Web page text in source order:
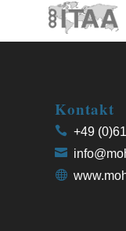
Kontakt
+49